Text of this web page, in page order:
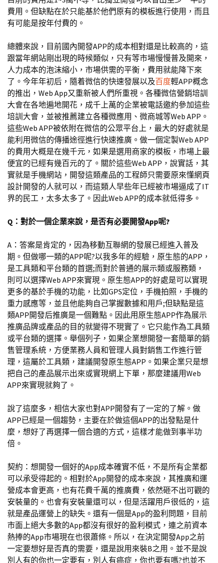
費用。但缺點在於只能基於他們原有的模板進行使用，而且
有可能是按年付費的。
總體來說，目前國內開發APP的成本相對還是比較高的，這
跟當年網站剛出現的時候類似，只有等市場慢慢普及開來，
人力成本的泡沫縮小，市場供需的平衡，費用就能降下來
了。今年年初后，隨着微信的快速發展以及百度輕APP概念
的推出，Web App又重新被人們所重視。各種微信營銷培訓
大會在各地遍地開花，成千上萬的企業被電話邀約參加這些
培訓大會，並被推薦建立各種微應用、微商城等Web APP。
這些Web APP被依附在微信的公眾平台上，最大的好處就是
能利用微信的傳播途徑進行快速推廣。做一個定製Web APP
的費用大概是在幾千元，如果是選用商家的模板，市場上最
便宜的已經有幾百元的了。關於這些Web APP，說實話，其
實就是手機網站，開發這類產品的工程師只需要原來懂網頁
設計開發的人就可以，而這類人早些年已經被市場逼成了IT
界的民工，太多太多了。因此Web APP的成本就低得多。
Q：對於一個企業來說，是否有必要開發App呢?
A：答案是肯定的，因為移動互聯網的發展已經進入普及
期。但做哪一類的APP呢?以我多年的經驗，原生態的APP，
是工具類和平台類的首選;而對於普通的展示類或服務類，
則可以選擇Web APP來實現。原生態APP的好處是可以實現
更多的基於手機的功能，比如GPS定位，手機拍照，手機的
重力感應等，並且他能夠自己掌握數據和用戶;但缺點是這
類APP開發后推廣是一個難點。因此用原生態APP作為展示
推廣品牌或產品的目的就變得不現實了。它只能作為工具類
或平台類的選擇。舉個列子，如果企業想開發一套簡單的銷
售管理系統，方便業務人員和管理人員對銷售工作進行管
理，這屬於工具類，建議開發原生態APP。如果企業只是想
把自己的產品展示出來或實現網上下單，那麼建議用Web
APP來實現就夠了。
說了這麼多，相信大家也對APP開發有了一定的了解。做
APP已經是一個趨勢，主要在於做這個APP的出發點是什
麼，想好了再選擇一個合適的方式，這樣才能做到事半功
倍。
契約：想開發一個好的App成本確實不低，不是所有企業都
可以承受得起的。相對於App開發的成本來說，其推廣和運
營成本會更高，也有花費千萬的推廣費，依然砸不出可觀的
安裝量的。也會有安裝量還可以，但是活躍用戶很低的，這
就是產品運營上的缺失。還有一個是App的盈利問題，目前
市面上絕大多數的App都沒有很好的盈利模式，連之前資本
熱捧的App市場現在也很蕭條。所以，在決定開發App之前
一定要想好是否真的需要，還是說用來裝B之用。並不是說
別人有的你也一定要有，別人有癌症，你也要有嗎?也並不